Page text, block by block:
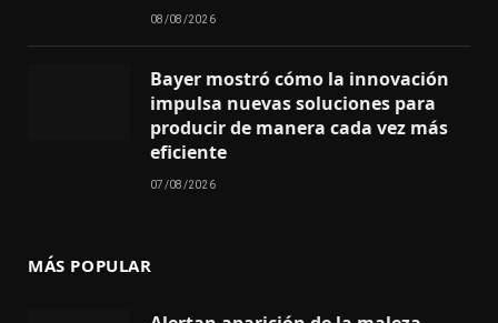
08/08/2026
Bayer mostró cómo la innovación
impulsa nuevas soluciones para
producir de manera cada vez más
eficiente
07/08/2026
MÁS POPULAR